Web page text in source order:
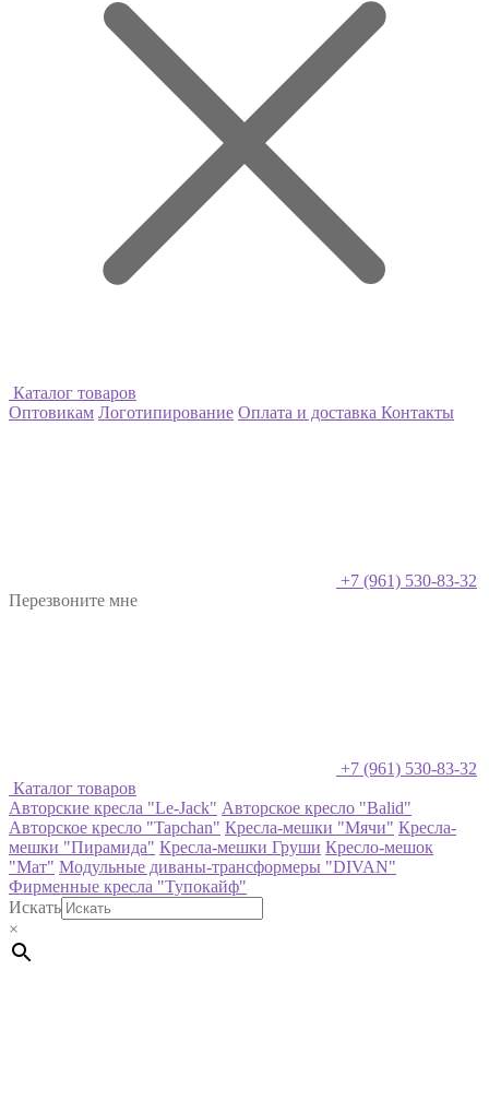
Каталог товаров
Оптовикам Логотипирование Оплата и доставка Контакты
+7 (961) 530-83-32
Перезвоните мне
+7 (961) 530-83-32
Каталог товаров
Авторские кресла "Le-Jack" Авторское кресло "Balid"
Авторское кресло "Tapchan" Кресла-мешки "Мячи" Кресла-
мешки "Пирамида" Кресла-мешки Груши Кресло-мешок
"Мат" Модульные диваны-трансформеры "DIVAN"
Фирменные кресла "Тупокайф"
Искать
×